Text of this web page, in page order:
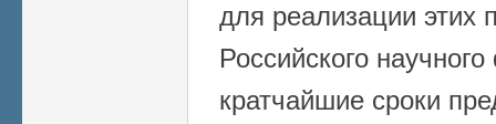
для реализации этих
Российского
кратчайшие сроки